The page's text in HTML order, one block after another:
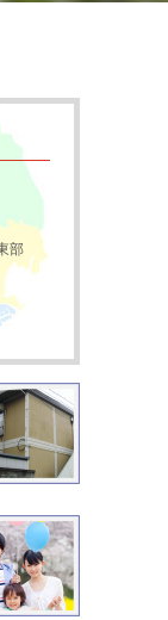
部